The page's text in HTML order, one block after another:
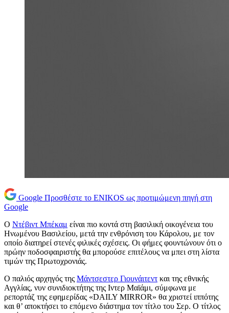
Google Προσθέστε το ENIKOS ως προτιμώμενη πηγή στη
Google
Ο Ντέβιντ Μπέκαμ είναι πιο κοντά στη βασιλική οικογένεια του
Ηνωμένου Βασιλείου, μετά την ενθρόνιση του Κάρολου, με τον
οποίο διατηρεί στενές φιλικές σχέσεις. Οι φήμες φουντώνουν ότι ο
πρώην ποδοσφαιριστής θα μπορούσε επιτέλους να μπει στη λίστα
τιμών της Πρωτοχρονιάς.
Ο παλιός αρχηγός της Μάντσεστερ Γιουνάιτεντ και της εθνικής
Αγγλίας, νυν συνιδιοκτήτης της Ιντερ Μαϊάμι, σύμφωνα με
ρεπορτάζ της εφημερίδας «DAILY MIRROR» θα χριστεί ιππότης
και θ’ αποκτήσει το επόμενο διάστημα τον τίτλο του Σερ. Ο τίτλος